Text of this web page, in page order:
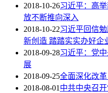
2018-10-26习近平：高
放不断推向深入
2018-10-22习近平回信
新创造 踏踏实实办好企
2018-09-28习近平：党
展
2018-09-25全面深化改
2018-08-01中共中央召